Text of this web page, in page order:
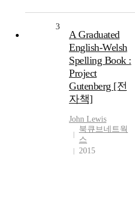
3
A Graduated
English-Welsh
Spelling Book :
Project
Gutenberg [전
자책]
John Lewis
북큐브네트웍
스
2015